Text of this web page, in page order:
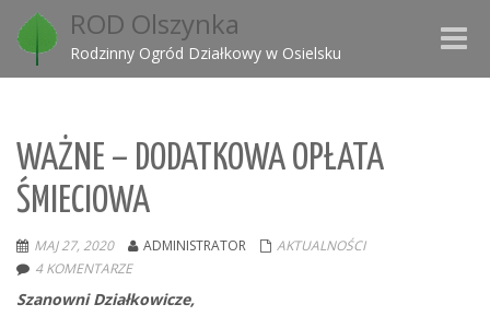
ROD Olszynka
Rodzinny Ogród Działkowy w Osielsku
Toggle
WAŻNE – DODATKOWA OPŁATA
ŚMIECIOWA
MAJ 27, 2020 ADMINISTRATOR
AKTUALNOŚCI
4 KOMENTARZE
Szanowni Działkowicze,